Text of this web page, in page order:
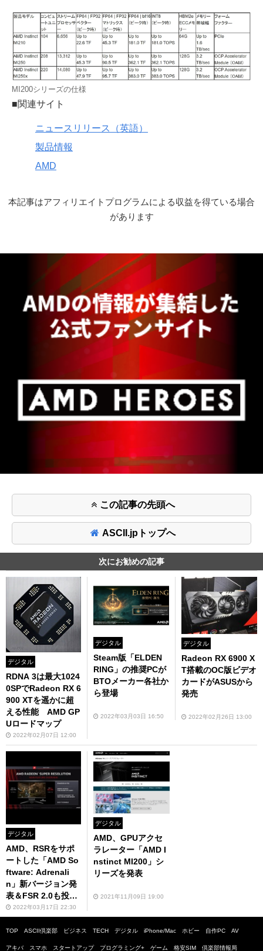
MI200シリーズの仕様
■関連サイト
ニュースリリース（英語）
製品情報
AMD
本記事はアフィリエイトプログラムによる収益を得ている場合
があります
この記事の先頭へ
ASCII.jpトップへ
次にお勧めの記事
デジタル
RDNA 3は最大1024
0SPでRadeon RX 6
900 XTを遥かに超
える性能 AMD GP
Uロードマップ
2022年02月07日 12:00
デジタル
Steam版「ELDEN
RING」の推奨PCが
BTOメーカー各社か
ら登場
2022年03月03日 16:50
デジタル
Radeon RX 6900 X
T搭載のOC版ビデオ
カードがASUSから
発売
2022年02月26日 13:00
デジタル
AMD、RSRをサポ
ートした「AMD So
ftware: Adrenali
n」新バージョン発
表＆FSR 2.0も投入
予告2022年03月17日 22:30
デジタル
AMD、GPUアクセ
ラレーター「AMD I
nstinct MI200」シ
リーズを発表
2021年11月09日 19:00
TOP ASCII倶楽部 ビジネス TECH デジタル iPhone/Mac ホビー 自作PC AV
アキバ スマホ スタートアップ プログラミング+ ゲーム 格安SIM 倶楽部情報局